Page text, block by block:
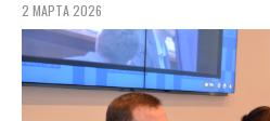
2 МАРТА 2026